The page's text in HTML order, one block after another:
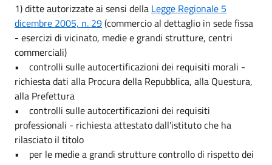
1) ditte autorizzate ai sensi della Legge Regionale 5
dicembre 2005, n. 29(commercio al dettaglio in sede fissa
- esercizi di vicinato, medie e grandi strutture, centri
commerciali)
• controlli sulle autocertificazioni dei requisiti morali -
richiesta dati alla Procura della Repubblica, alla Questura,
alla Prefettura
• controlli sulle autocertificazioni dei requisiti
professionali - richiesta attestato dall'istituto che ha
rilasciato il titolo
• per le medie a grandi strutture controllo di rispetto dei